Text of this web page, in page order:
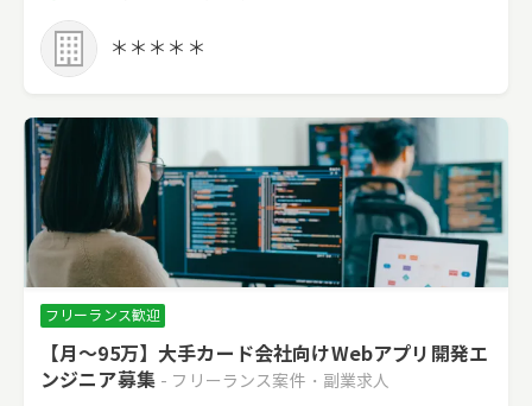
間
ア
＊＊＊＊＊
フリーランス歓迎
【月～95万】大手カード会社向けWebアプリ開発エ
ンジニア募集 - フリーランス案件・副業求人